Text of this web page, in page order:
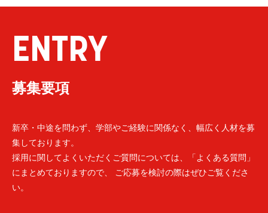
ENTRY
募集要項
新卒・中途を問わず、学部やご経験に関係なく、幅広く人材を募
集しております。
採用に関してよくいただくご質問については、「よくある質問」
にまとめておりますので、 ご応募を検討の際はぜひご覧くださ
い。